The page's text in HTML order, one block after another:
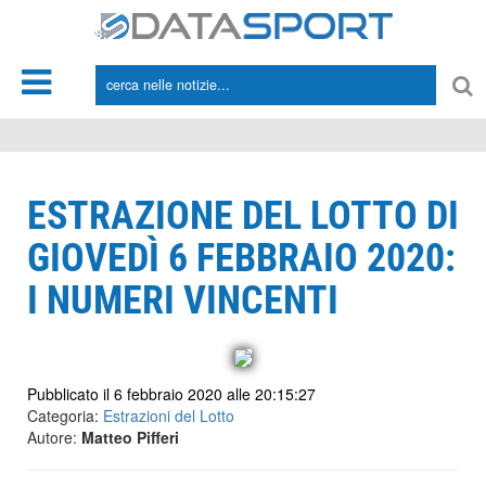
ESTRAZIONE DEL LOTTO DI
GIOVEDÌ 6 FEBBRAIO 2020:
I NUMERI VINCENTI
Pubblicato il 6 febbraio 2020 alle 20:15:27
Categoria: Estrazioni del Lotto
Autore: Matteo Pifferi